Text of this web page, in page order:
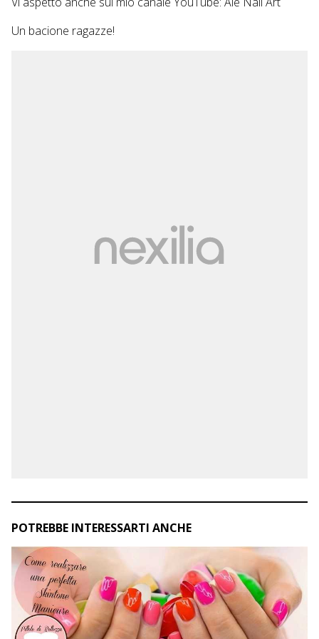
Un bacione ragazze!
POTREBBE INTERESSARTI ANCHE